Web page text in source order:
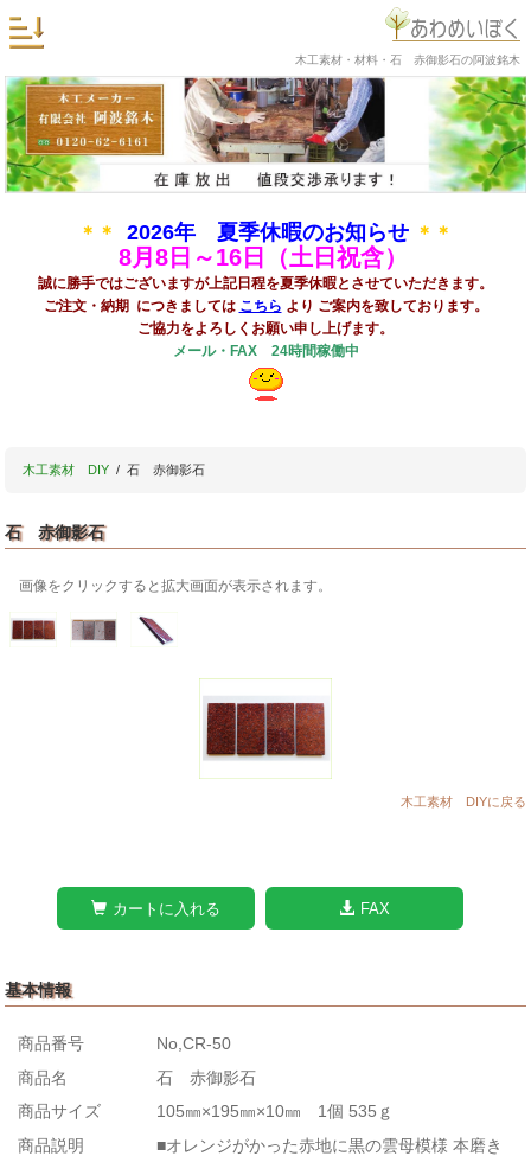
木工素材・材料・石 赤御影石の阿波銘木
＊＊ 2026年 夏季休暇のお知らせ ＊＊
8月8日～16日（土日祝含）
誠に勝手ではございますが上記日程を夏季休暇とさせていただきます。
ご注文・納期 につきましては こちら より ご案内を致しております。
ご協力をよろしくお願い申し上げます。
メール・FAX 24時間稼働中
木工素材 DIY 石 赤御影石
石 赤御影石
画像をクリックすると拡大画面が表示されます。
木工素材 DIYに戻る
カートに入れる FAX
基本情報
商品番号
No,CR-50
商品名
石 赤御影石
商品サイズ
105㎜×195㎜×10㎜ 1個 535ｇ
商品説明
■オレンジがかった赤地に黒の雲母模様 本磨き